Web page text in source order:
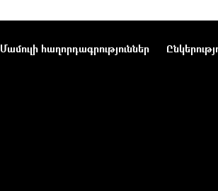
Մամուլի հաղորդագրություններ